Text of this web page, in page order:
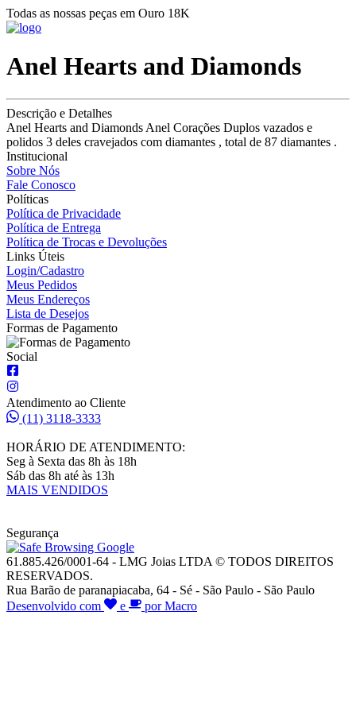
Todas as nossas peças em Ouro 18K
Anel Hearts and Diamonds
Descrição e Detalhes
Anel Hearts and Diamonds Anel Corações Duplos vazados e
polidos 3 deles cravejados com diamantes , total de 87 diamantes .
Institucional
Sobre Nós
Fale Conosco
Políticas
Política de Privacidade
Política de Entrega
Política de Trocas e Devoluções
Links Úteis
Login/Cadastro
Meus Pedidos
Meus Endereços
Lista de Desejos
Formas de Pagamento
Social
Atendimento ao Cliente
(11) 3118-3333
HORÁRIO DE ATENDIMENTO:
Seg à Sexta das 8h às 18h
Sáb das 8h até às 13h
MAIS VENDIDOS
Segurança
61.885.426/0001-64 - LMG Joias LTDA © TODOS DIREITOS
RESERVADOS.
Rua Barão de paranapiacaba, 64 - Sé - São Paulo - São Paulo
Desenvolvido com
e por Macro